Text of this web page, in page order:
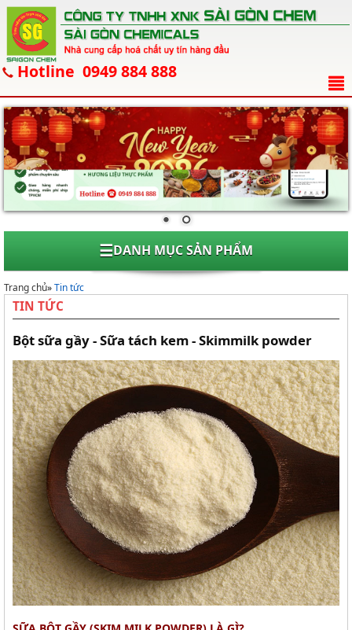
Hotline 0949 884 888
☰DANH MỤC SẢN PHẨM
Trang chủ»Tin tức
TIN TỨC
Bột sữa gầy - Sữa tách kem - Skimmilk powder